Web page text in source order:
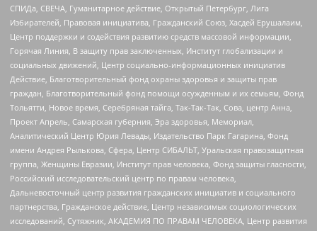
СПИДа, СВЕЧА, Гуманитарное действие, Открытый Петербург, Лига
Избирателей, Правовая инициатива, Гражданский Союз, Хасдей Ерушалаим,
Центр поддержки и содействия развитию средств массовой информации,
Горячая Линия, В защиту прав заключенных, Институт глобализации и
социальных движений, Центр социально-информационных инициатив
Действие, Благотворительный фонд охраны здоровья и защиты прав
граждан, Благотворительный фонд помощи осужденным и их семьям, Фонд
Тольятти, Новое время, Серебряная тайга, Так-Так-Так, Сова, центр Анна,
Проект Апрель, Самарская губерния, Эра здоровья, Мемориал,
Аналитический Центр Юрия Левады, Издательство Парк Гагарина, Фонд
имени Андрея Рылькова, Сфера, Центр СИБАЛЬТ, Уральская правозащитная
группа, Женщины Евразии, Институт прав человека, Фонд защиты гласности,
Российский исследовательский центр по правам человека,
Дальневосточный центр развития гражданских инициатив и социального
партнерства, Гражданское действие, Центр независимых социологических
исследований, Сутяжник, АКАДЕМИЯ ПО ПРАВАМ ЧЕЛОВЕКА, Центр развития